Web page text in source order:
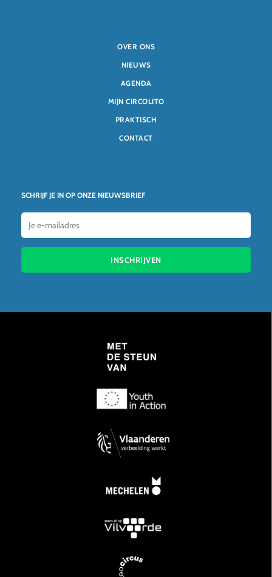
SCHRIJF JE IN OP ONZE NIEUWSBRIEF
INSCHRIJVEN
OVER ONS
NIEUWS
AGENDA
MIJN CIRCOLITO
PRAKTISCH
CONTACT